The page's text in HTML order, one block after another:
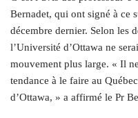
Bernadet, qui ont signé à ce
décembre dernier. Selon les
l’Université d’Ottawa ne
mouvement plus large. « Il
tendance à le faire au
d’Ottawa, » a affirmé le Pr